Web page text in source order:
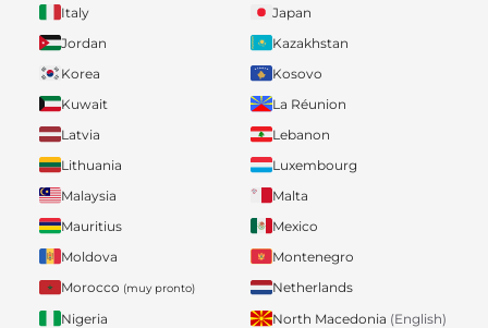
Italy
Japan
Jordan
Kazakhstan
Korea
Kosovo
Kuwait
La Réunion
Latvia
Lebanon
Lithuania
Luxembourg
Malaysia
Malta
Mauritius
Mexico
Moldova
Montenegro
Morocco (muy pronto)
Netherlands
Nigeria
North Macedonia (English)